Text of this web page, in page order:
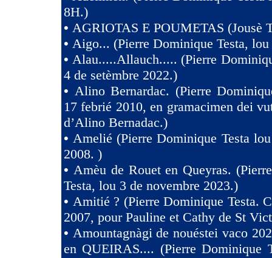
8H.)
• AGRIOTAS E POUMETAS (Jousè
• Aigo... (Pierre Dominique Testa, lou
•Alau.....Allauch..... (Pierre
4 de setèmbre 2022.)
• Alino Bernardac. (Pierre
17 febrié 2010, en gramacimen dei
d’Alino Bernadac.)
•Amelié (Pierre Dominique Testa
2008. )
• Amèu de Rouet en Queyras.
Testa, lou 3 de novembre 2023.)
• Amitié ? (Pierre Dominique Testa.
2007, pour Pauline et Cathy de St
• Amountagnàgi de nouéstei vaco
en QUEIRAS.... (Pierre Dominique